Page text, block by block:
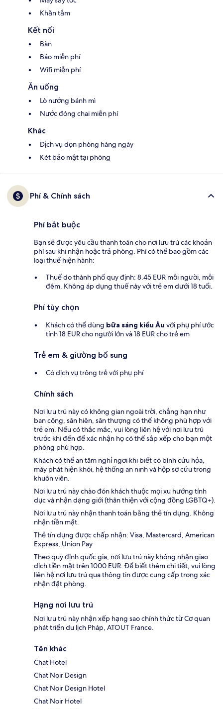
Khăn tắm
Kết nối
Bàn
Báo miễn phí
Wifi miễn phí
Ăn uống
Lò nướng bánh mì
Nước đóng chai miễn phí
Khác
Dịch vụ dọn phòng hàng ngày
Két bảo mật tại phòng
Phí & Chính sách
Phí bắt buộc
Bạn sẽ được yêu cầu thanh toán cho nơi lưu trú các khoản
phí sau khi nhận hoặc trả phòng. Phí có thể bao gồm các
loại thuế hiện hành:
Thuế do thành phố quy định: 8.45 EUR mỗi người, mỗi
đêm. Không áp dụng thuế này với trẻ em dưới 18 tuổi.
Phí tùy chọn
Khách có thể dùng bữa sáng kiểu Âu với phụ phí ước
tính 18 EUR cho người lớn và 18 EUR cho trẻ em
Trẻ em & giường bổ sung
Có dịch vụ trông trẻ với phụ phí
Chính sách
Nơi lưu trú này có không gian ngoài trời, chẳng hạn như
ban công, sân hiên, sân thượng có thể không phù hợp với
trẻ em. Nếu có thắc mắc, vui lòng liên hệ với nơi lưu trú
trước khi đến để xác nhận họ có thể sắp xếp cho bạn một
phòng phù hợp.
Khách có thể an tâm nghỉ ngơi khi biết có bình cứu hỏa,
máy phát hiện khói, hệ thống an ninh và hộp sơ cứu trong
khuôn viên.
Nơi lưu trú này chào đón khách thuộc mọi xu hướng tính
dục và nhận dạng giới (thân thiện với cộng đồng LGBTQ+).
Nơi lưu trú này nhận thanh toán bằng thẻ tín dụng. Không
nhận tiền mặt.
Thẻ tín dụng được chấp nhận: Visa, Mastercard, American
Express, Union Pay
Theo quy định quốc gia, nơi lưu trú này không nhận giao
dịch tiền mặt trên 1000 EUR. Để biết thêm chi tiết, vui lòng
liên hệ nơi lưu trú qua thông tin được cung cấp trong xác
nhận đặt phòng.
Hạng nơi lưu trú
Nơi lưu trú này nhận xếp hạng sao chính thức từ Cơ quan
phát triển du lịch Pháp, ATOUT France.
Tên khác
Chat Hotel
Chat Noir Design
Chat Noir Design Hotel
Chat Noir Hotel